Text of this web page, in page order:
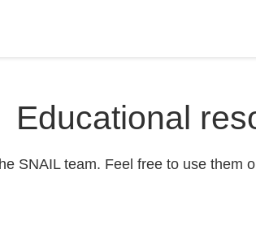
Educational
SNAIL team. Feel free to use them